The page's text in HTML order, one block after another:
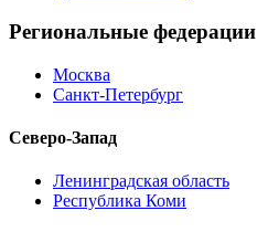
Региональные федерации
Москва
Санкт-Петербург
Северо-Запад
Ленинградская область
Республика Коми